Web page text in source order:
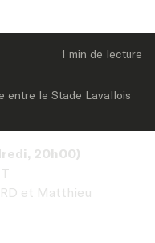
1 min de lecture
entre le Stade Lavallois
20h00)
et Matthieu